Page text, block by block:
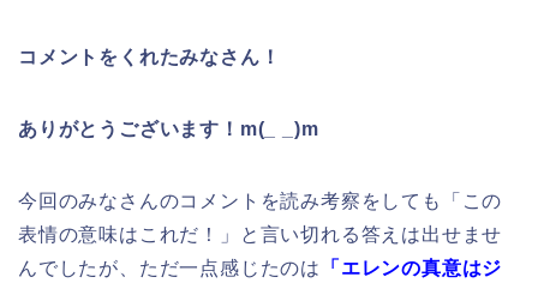
コメントをくれたみなさん！
ありがとうございます！m(_ _)m
今回のみなさんのコメントを読み考察をしても「この
表情の意味はこれだ！」と言い切れる答えは出せませ
んでしたが、ただ一点感じたのは
「エレンの真意はジ